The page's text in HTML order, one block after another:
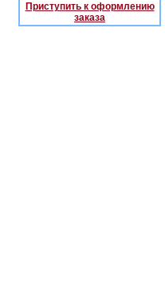
Приступить к оформлению
заказа